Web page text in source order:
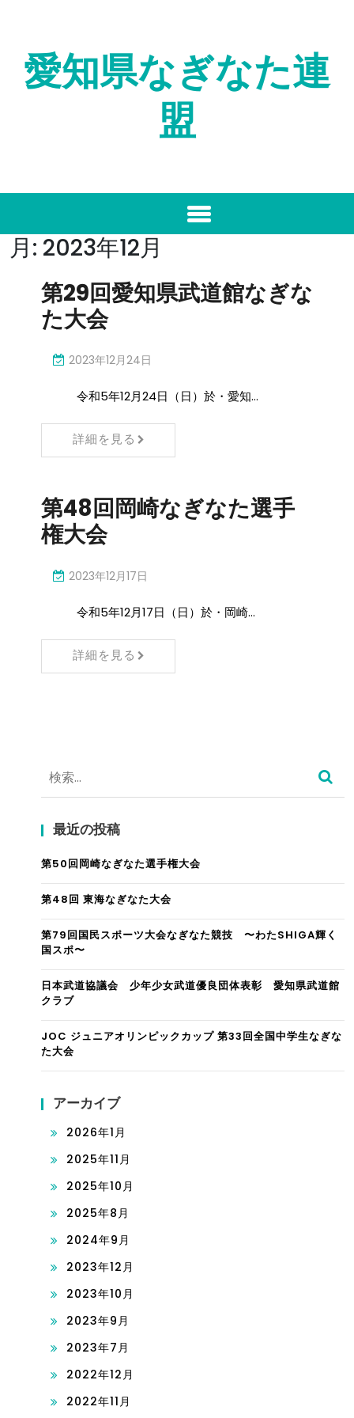
愛知県なぎなた連
盟
月: 2023年12月
第29回愛知県武道館なぎな
た大会
2023年12月24日
令和5年12月24日（日）於・愛知…
詳細を見る
第48回岡崎なぎなた選手
権大会
2023年12月17日
令和5年12月17日（日）於・岡崎…
詳細を見る
検
索:
最近の投稿
第50回岡崎なぎなた選手権大会
第48回 東海なぎなた大会
第79回国民スポーツ大会なぎなた競技 〜わたSHIGA輝く
国スポ〜
日本武道協議会 少年少女武道優良団体表彰 愛知県武道館
クラブ
JOC ジュニアオリンピックカップ 第33回全国中学生なぎな
た大会
アーカイブ
2026年1月
2025年11月
2025年10月
2025年8月
2024年9月
2023年12月
2023年10月
2023年9月
2023年7月
2022年12月
2022年11月